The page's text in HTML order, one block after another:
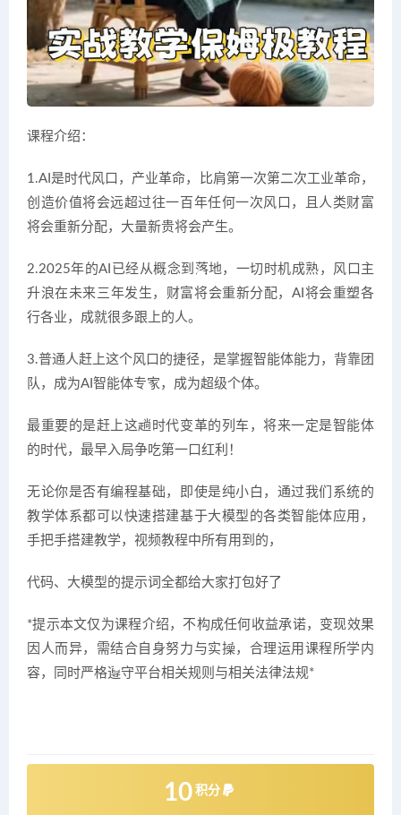
课程介绍：
1.AI是时代风口，产业革命，比肩第一次第二次工业革命，
创造价值将会远超过往一百年任何一次风口，且人类财富
将会重新分配，大量新贵将会产生。
2.2025年的AI已经从概念到落地，一切时机成熟，风口主
升浪在未来三年发生，财富将会重新分配，AI将会重塑各
行各业，成就很多跟上的人。
3.普通人赶上这个风口的捷径，是掌握智能体能力，背靠团
队，成为AI智能体专家，成为超级个体。
最重要的是赶上这趟时代变革的列车，将来一定是智能体
的时代，最早入局争吃第一口红利！
无论你是否有编程基础，即使是纯小白，通过我们系统的
教学体系都可以快速搭建基于大模型的各类智能体应用，
手把手搭建教学，视频教程中所有用到的，
代码、大模型的提示词全都给大家打包好了
*提示本文仅为课程介绍，不构成任何收益承诺，变现效果
因人而异，需结合自身努力与实操，合理运用课程所学内
容，同时严格遵守平台相关规则与相关法律法规*
10 积分